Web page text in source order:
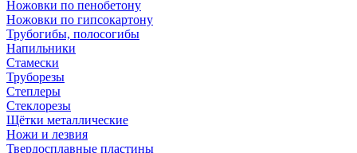
Ножовки по пенобетону
Ножовки по гипсокартону
Трубогибы, полосогибы
Напильники
Стамески
Труборезы
Степлеры
Стеклорезы
Щётки металлические
Ножи и лезвия
Твердосплавные пластины